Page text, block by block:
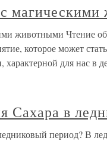
животными Чтение
которое может
для нас в
Сахара в
период? В